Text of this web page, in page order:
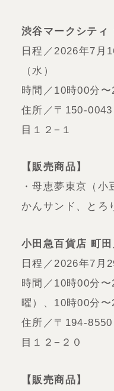
渋谷マークシティ
日程／2026年7月
（水）
時間／10時00分〜
住所／〒150-
目１２−１
【販売商品】
・母恵夢東京（小
かんサンド、とろ
小田急百貨店 町
日程／2026年7月
時間／10時00分
曜）、10時00分〜
住所／〒194-
目１２−２０
【販売商品】